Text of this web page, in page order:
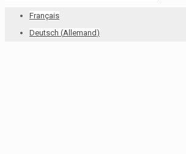
Français
Deutsch (Allemand)